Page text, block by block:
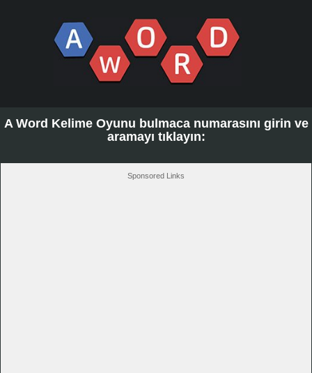
A Word Kelime Oyunu bulmaca numarasını girin ve
aramayı tıklayın:
Sponsored Links